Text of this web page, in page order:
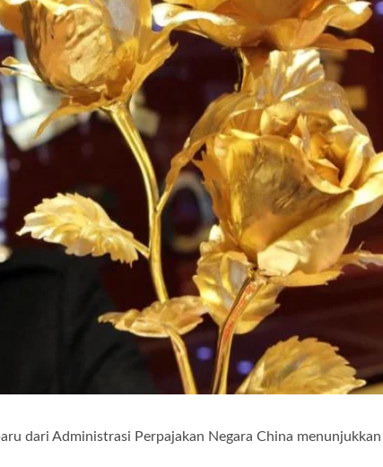
dari Administrasi Perpajakan Negara China menunjukkan